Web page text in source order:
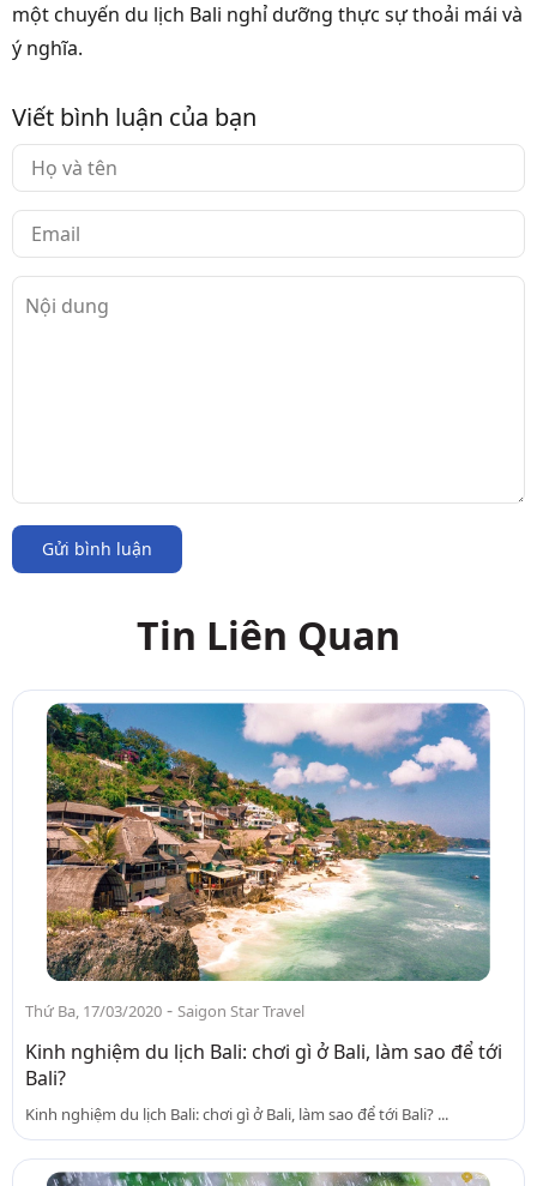
một chuyến du lịch Bali nghỉ dưỡng thực sự thoải mái và
ý nghĩa.
Viết bình luận của bạn
Gửi bình luận
Tin Liên Quan
Thứ Ba, 17/03/2020 - Saigon Star Travel
Kinh nghiệm du lịch Bali: chơi gì ở Bali, làm sao để tới
Bali?
Kinh nghiệm du lịch Bali: chơi gì ở Bali, làm sao để tới Bali? ...